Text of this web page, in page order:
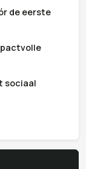
de eerste
sociaal